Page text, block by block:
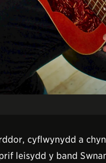
cyflwynydd a
leisydd y band